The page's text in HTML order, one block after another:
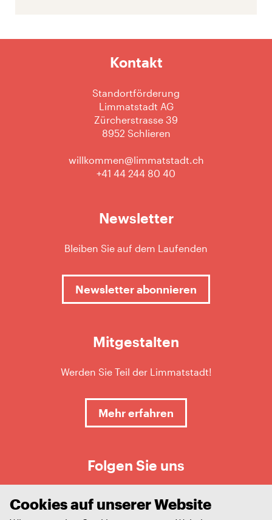
Kontakt
Standortförderung
Limmatstadt AG
Zürcherstrasse 39
8952 Schlieren
willkommen@limmatstadt.ch
+41 44 244 80 40
Newsletter
Bleiben Sie auf dem Laufenden
Newsletter abonnieren
Mitgestalten
Werden Sie Teil der Limmatstadt!
Mehr erfahren
Folgen Sie uns
Cookies auf unserer Website